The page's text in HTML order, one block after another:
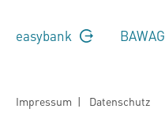
easybank BAWAG
Impressum | Datenschutz